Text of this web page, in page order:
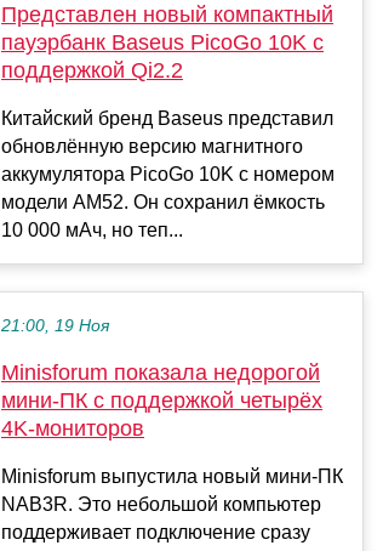
Представлен новый компактный
пауэрбанк Baseus PicoGo 10K с
поддержкой Qi2.2
Китайский бренд Baseus представил
обновлённую версию магнитного
аккумулятора PicoGo 10K с номером
модели AM52. Он сохранил ёмкость
10 000 мАч, но теп...
21:00, 19 Ноя
Minisforum показала недорогой
мини-ПК с поддержкой четырёх
4K-мониторов
Minisforum выпустила новый мини-ПК
NAB3R. Это небольшой компьютер
поддерживает подключение сразу